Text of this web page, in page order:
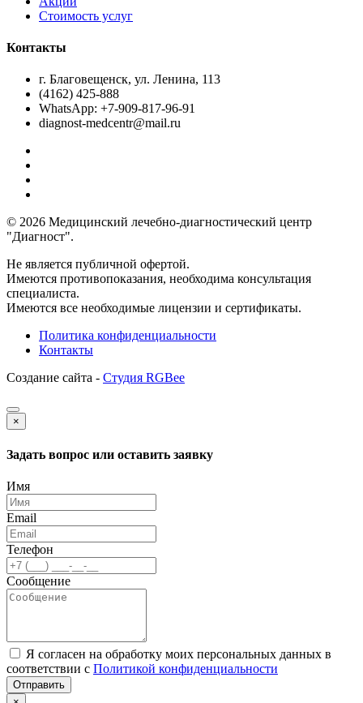
Стоимость услуг
Контакты
г. Благовещенск, ул. Ленина, 113
(4162) 425-888
WhatsApp: +7-909-817-96-91
diagnost-medcentr@mail.ru
© 2026 Медицинский лечебно-диагностический центр
"Диагност".
Не является публичной офертой.
Имеются противопоказания, необходима консультация
специалиста.
Имеются все необходимые лицензии и сертификаты.
Политика конфиденциальности
Контакты
Создание сайта - Студия RGBee
×
Задать вопрос или оставить заявку
Имя
Email
Телефон
Сообщение
Я согласен на обработку моих персональных данных в
соответствии с Политикой конфиденциальности
Отправить